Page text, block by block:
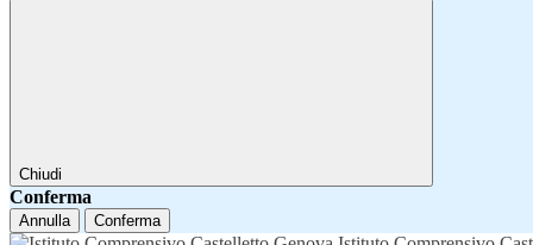
Chiudi
Conferma
Annulla Conferma